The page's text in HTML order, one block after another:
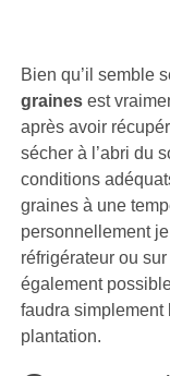
Bien qu’il semble
graines est
après avoir
sécher à l’abri du
conditions
graines à une
personnellement
réfrigérateur ou
également
faudra simplement
plantation.